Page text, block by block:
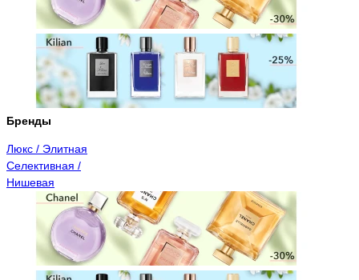
Бренды
Люкс / Элитная
Селективная /
Нишевая